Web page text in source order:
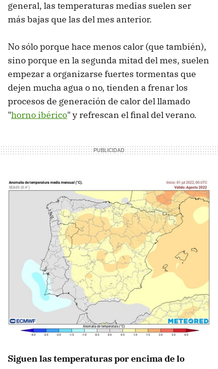
general, las temperaturas medias suelen ser
más bajas que las del mes anterior.
No sólo porque hace menos calor (que también),
sino porque en la segunda mitad del mes, suelen
empezar a organizarse fuertes tormentas que
dejen mucha agua o no, tienden a frenar los
procesos de generación de calor del llamado
"horno ibérico" y refrescan el final del verano.
Siguen las temperaturas por encima de lo